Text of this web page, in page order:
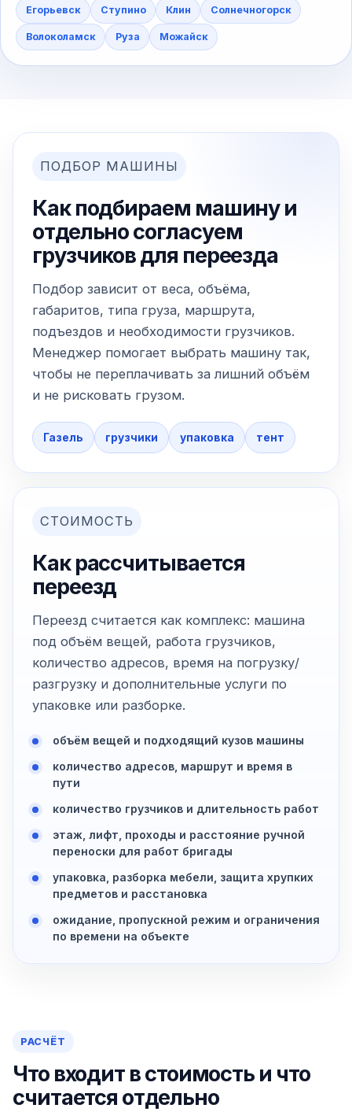
Егорьевск Ступино Клин Солнечногорск
Волоколамск Руза Можайск
ПОДБОР МАШИНЫ
Как подбираем машину и
отдельно согласуем
грузчиков для переезда
Подбор зависит от веса, объёма,
габаритов, типа груза, маршрута,
подъездов и необходимости грузчиков.
Менеджер помогает выбрать машину так,
чтобы не переплачивать за лишний объём
и не рисковать грузом.
Газель грузчики упаковка тент
СТОИМОСТЬ
Как рассчитывается
переезд
Переезд считается как комплекс: машина
под объём вещей, работа грузчиков,
количество адресов, время на погрузку/
разгрузку и дополнительные услуги по
упаковке или разборке.
объём вещей и подходящий кузов машины
количество адресов, маршрут и время в
пути
количество грузчиков и длительность работ
этаж, лифт, проходы и расстояние ручной
переноски для работ бригады
упаковка, разборка мебели, защита хрупких
предметов и расстановка
ожидание, пропускной режим и ограничения
по времени на объекте
РАСЧЁТ
Что входит в стоимость и что
считается отдельно